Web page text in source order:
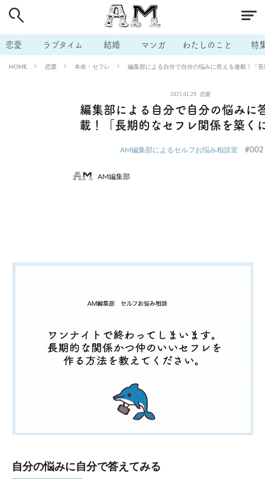
恋愛 ラブタイム 結婚 マンガ わたしのこと 特
HOME 恋愛 本命・セフレ 編集部による自分で自分の悩みに答える連載！「
2021.01.29 恋愛
編集部による自分で自分の悩みに
載！「長期的なセフレ関係を築く
AM編集部によるセルフお悩み相談室 #002
AM編集部
自分の悩みに自分で答えてみる
# 男の本音 # セフレ # 不倫
# 出会う方法 # マッチングアプリ # ラブグッズ # 体の相